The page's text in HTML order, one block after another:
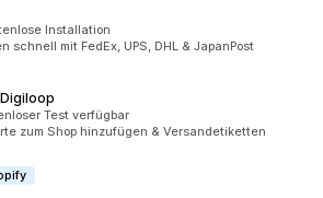
insgesamtInstallation
schnell mit FedEx, UPS, DHL & JapanPost
insgesamtTest verfügbar
zum Shop hinzufügen & Versandetiketten